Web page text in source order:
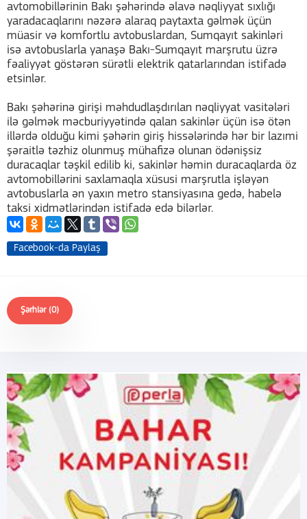
avtomobillərinin Bakı şəhərində əlavə nəqliyyat sıxlığı
yaradacaqlarını nəzərə alaraq paytaxta gəlmək üçün
müasir və komfortlu avtobuslardan, Sumqayıt sakinləri
isə avtobuslarla yanaşə Bakı-Sumqayıt marşrutu üzrə
fəaliyyət göstərən sürətli elektrik qatarlarından istifadə
etsinlər.
Bakı şəhərinə girişi məhdudlaşdırılan nəqliyyat vasitələri
ilə gəlmək məcburiyyətində qalan sakinlər üçün isə ötən
illərdə olduğu kimi şəhərin giriş hissələrində hər bir lazımi
şəraitlə təzhiz olunmuş mühafizə olunan ödənişsiz
duracaqlar təşkil edilib ki, sakinlər həmin duracaqlarda öz
avtomobillərini saxlamaqla xüsusi marşrutla işləyən
avtobuslarla ən yaxın metro stansiyasına gedə, habelə
taksi xidmətlərindən istifadə edə bilərlər.
Facebook-da Paylaş
Şərhlər (0)